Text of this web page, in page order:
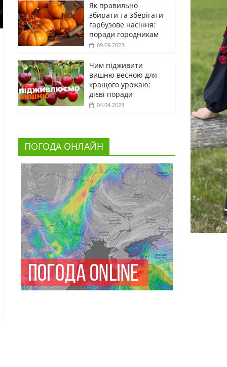
Як правильно
збирати та зберігати
гарбузове насіння:
поради городникам
09.09.2023
Чим підживити
вишню весною для
кращого урожаю:
дієві поради
04.04.2023
ПОГОДА ОНЛАЙН